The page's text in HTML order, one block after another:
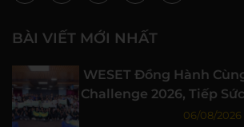
BÀI VIẾT MỚI NHẤT
WESET Đồng Hành
Challenge 2026, Tiếp
Nghiệp
06/08/2026